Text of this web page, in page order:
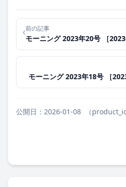
‹前の記事
モーニング 2023年20号 ［
モーニング 2023年18号 ［
公開日：2026-01-08 （